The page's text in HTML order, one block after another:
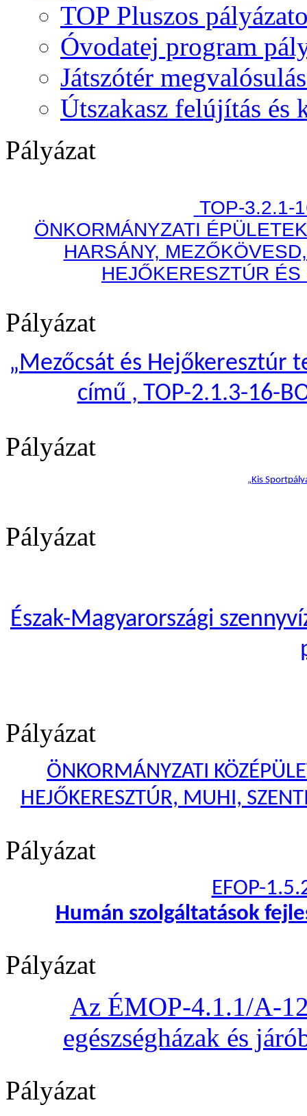
TOP Pluszos
Óvodatej program
Játszótér
Útszakasz felújítás és
Pályázat
TOP-3.2.1-
ÖNKORMÁNYZATI
HARSÁNY,
HEJŐKERESZTÚR
Pályázat
„Mezőcsát és Hejőkeresztúr
című , TOP-2.1.3-16-
Pályázat
„Kis
Pályázat
Észak-Magyarországi
Pályázat
ÖNKORMÁNYZATI
HEJŐKERESZTÚR, MUHI,
Pályázat
EFOP-
Humán szolgáltatások
Pályázat
Az ÉMOP-4.1.1/A-
egészségházak és
Pályázat